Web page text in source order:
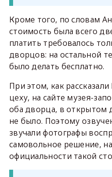
Кроме того, по словам
стоимость была всего
платить требовалось
дворцов: на остальной
было делать бесплатно.
При этом, как
цеху, на сайте музея-
оба дворца, в открытом
не было. Поэтому
звучали фотографы
самовольное решение,
официальности такой